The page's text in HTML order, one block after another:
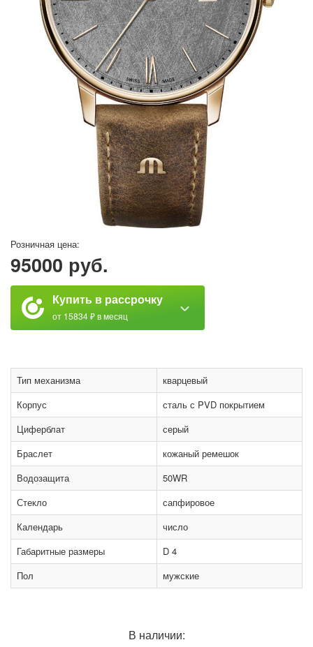
Розничная цена:
95000 руб.
Купить в рассрочку
от 15834 ₽ в месяц
Тип механизма
кварцевый
Корпус
сталь с PVD покрытием
Циферблат
серый
Браслет
кожаный ремешок
Водозащита
50WR
Стекло
сапфировое
Календарь
число
Габаритные размеры
D 4
Пол
мужские
В наличии: